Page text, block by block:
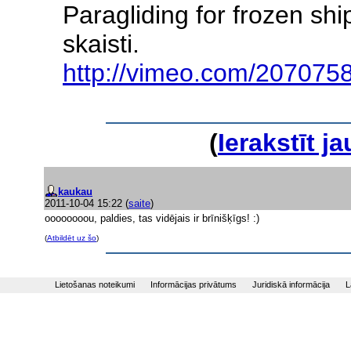
Paragliding for frozen
skaisti.
http://vimeo.com/
(Ierakstīt
kaukau
2011-10-04 15:22 (saite)
oooooooou, paldies, tas vidējais ir brīnišķīgs! :)
(Atbildēt uz šo)
Lietošanas noteikumi Informācijas privātums Juridiskā informācija